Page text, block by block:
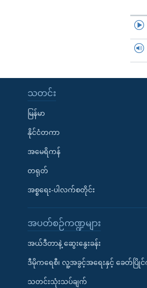
သတင်း
မြန်မာ
နိုင်ငံတကာ
အမေရိကန်
တရုတ်
အစ္စရေး-ပါလက်စတိုင်း
အပတ်စဉ်ကဏ္ဍများ
အယ်ဒီတာနဲ့ ဆွေးနွေးခန်း
ဒီမိုကရေစီ၊ လူ့အခွင့်အရေးနှင့် ခေတ်ပြိုင်
သတင်းသုံးသပ်ချက်